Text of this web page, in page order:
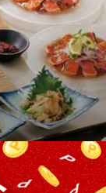
の食材を活かし
目に、出汁や食
ご堪能いただけ
友人やご親戚と
広くご利用いた
りの釜飯をはじ
はジューシーな